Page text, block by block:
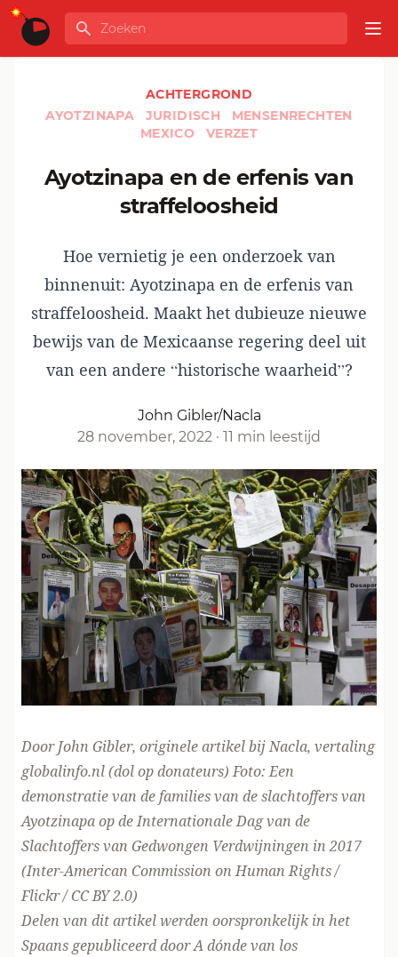
Ga naar de inhoud
GLOBALINFO
Zoeken
ACHTERGROND
AYOTZINAPA
JURIDISCH
MENSENRECHTEN
MEXICO
VERZET
Ayotzinapa en de erfenis van
straffeloosheid
Hoe vernietig je een onderzoek van
binnenuit: Ayotzinapa en de erfenis van
straffeloosheid. Maakt het dubieuze nieuwe
bewijs van de Mexicaanse regering deel uit
van een andere “historische waarheid”?
John Gibler/Nacla
28 november, 2022 · 11 min leestijd
DoorJohn Gibler, originele artikelbij Nacla, vertaling
globalinfo.nl (dol op donateurs) Foto: Een
demonstratie van de families van de slachtoffers van
Ayotzinapa op de Internationale Dag van de
Slachtoffers van Gedwongen Verdwijningen in 2017
(Inter-American Commission on Human Rights /
Flickr / CC BY 2.0)
Delen van dit artikel werden oorspronkelijk in het
Spaans gepubliceerd doorA dónde van los